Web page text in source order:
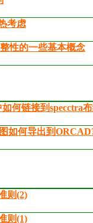
考虑
性的一些基本概念
何链接到specctra
如何导出到
则(2)
则(1)